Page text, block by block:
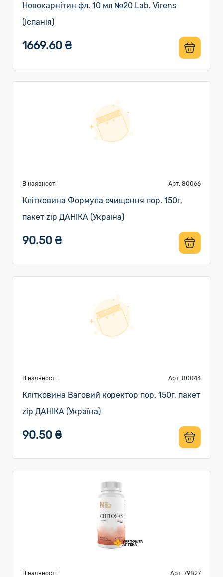
Новокарнітин фл. 10 мл №20 Lab. Virens
(Іспанія)
1669.60 ₴
В наявності Арт. 80066
Клітковина Формула очищення пор. 150г,
пакет zip ДАНІКА (Україна)
90.50 ₴
В наявності Арт. 80044
Клітковина Ваговий коректор пор. 150г, пакет
zip ДАНІКА (Україна)
90.50 ₴
В наявності Арт. 79827